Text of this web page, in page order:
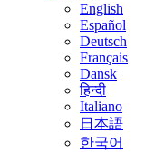
English
Español
Deutsch
Français
Dansk
हिन्दी
Italiano
日本語
한국어